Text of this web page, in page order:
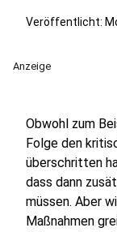
Veröffentlicht:
Anzeige
Obwohl zum
Folge den
überschritten
dass dann
müssen. Aber
Maßnahmen